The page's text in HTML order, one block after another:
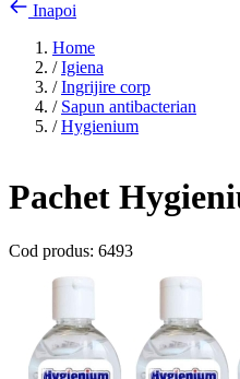
Inapoi
Home
/ Igiena
/ Ingrijire corp
/ Sapun antibacterian
/ Hygienium
Pachet
Cod produs: 6493